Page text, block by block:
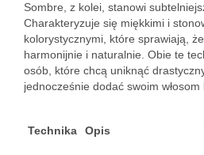
Sombre, z kolei, stanowi
Charakteryzuje się miękkimi i
kolorystycznymi, które sprawiają,
harmonijnie i naturalnie. Obie te
osób, które chcą uniknąć
jednocześnie dodać swoim włosom
Technika Opis